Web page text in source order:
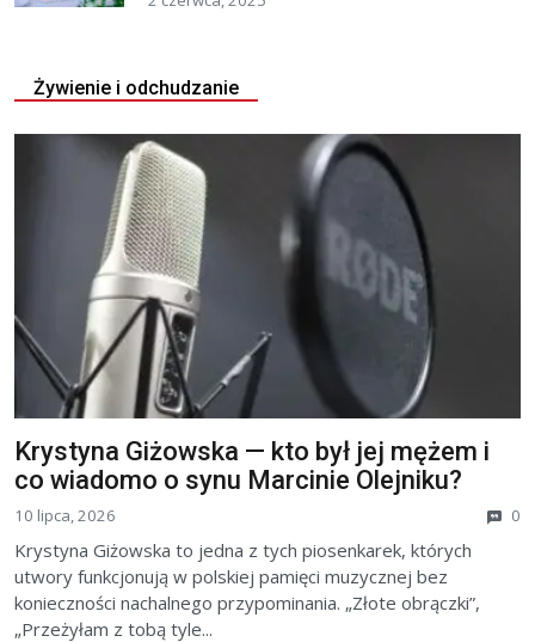
Żywienie i odchudzanie
Krystyna Giżowska — kto był jej mężem i
co wiadomo o synu Marcinie Olejniku?
10 lipca, 2026 0
Krystyna Giżowska to jedna z tych piosenkarek, których
utwory funkcjonują w polskiej pamięci muzycznej bez
konieczności nachalnego przypominania. „Złote obrączki”,
„Przeżyłam z tobą tyle...